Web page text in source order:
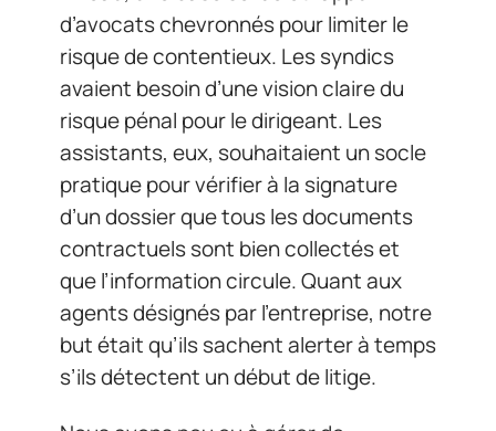
d’avocats chevronnés pour limiter le
risque de contentieux. Les syndics
avaient besoin d’une vision claire du
risque pénal pour le dirigeant. Les
assistants, eux, souhaitaient un socle
pratique pour vérifier à la signature
d’un dossier que tous les documents
contractuels sont bien collectés et
que l’information circule. Quant aux
agents désignés par l’entreprise, notre
but était qu’ils sachent alerter à temps
s’ils détectent un début de litige.